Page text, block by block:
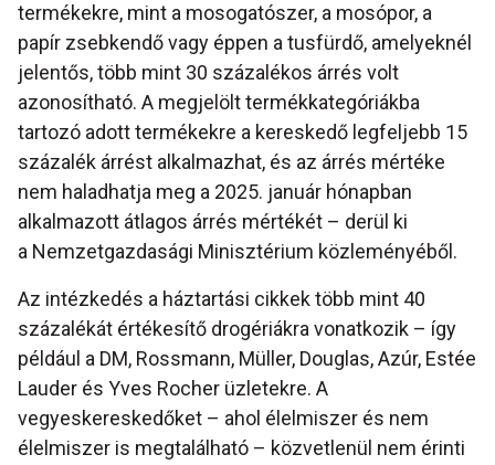
termékekre, mint a mosogatószer, a mosópor, a
papír zsebkendő vagy éppen a tusfürdő, amelyeknél
jelentős, több mint 30 százalékos árrés volt
azonosítható. A megjelölt termékkategóriákba
tartozó adott termékekre a kereskedő legfeljebb 15
százalék árrést alkalmazhat, és az árrés mértéke
nem haladhatja meg a 2025. január hónapban
alkalmazott átlagos árrés mértékét – derül ki
a Nemzetgazdasági Minisztérium közleményéből.
Az intézkedés a háztartási cikkek több mint 40
százalékát értékesítő drogériákra vonatkozik – így
például a DM, Rossmann, Müller, Douglas, Azúr, Estée
Lauder és Yves Rocher üzletekre. A
vegyeskereskedőket – ahol élelmiszer és nem
élelmiszer is megtalálható – közvetlenül nem érinti